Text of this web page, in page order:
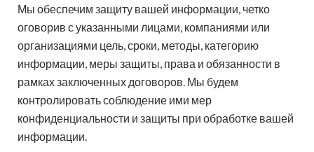
Мы обеспечим защиту вашей информации, четко
оговорив с указанными лицами, компаниями или
организациями цель, сроки, методы, категорию
информации, меры защиты, права и обязанности в
рамках заключенных договоров. Мы будем
контролировать соблюдение ими мер
конфиденциальности и защиты при обработке вашей
информации.